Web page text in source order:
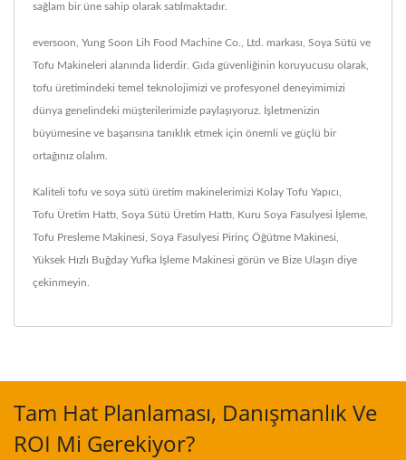
sağlam bir üne sahip olarak satılmaktadır.
eversoon, Yung Soon Lih Food Machine Co., Ltd. markası, Soya Sütü ve
Tofu Makineleri alanında liderdir. Gıda güvenliğinin koruyucusu olarak,
tofu üretimindeki temel teknolojimizi ve profesyonel deneyimimizi
dünya genelindeki müşterilerimizle paylaşıyoruz. İşletmenizin
büyümesine ve başarısına tanıklık etmek için önemli ve güçlü bir
ortağınız olalım.
Kaliteli tofu ve soya sütü üretim makinelerimizi Kolay Tofu Yapıcı,
Tofu Üretim Hattı, Soya Sütü Üretim Hattı, Kuru Soya Fasulyesi İşleme,
Tofu Presleme Makinesi, Soya Fasulyesi Pirinç Öğütme Makinesi,
Yüksek Hızlı Buğday Yufka İşleme Makinesi görün ve Bize Ulaşın diye
çekinmeyin.
Tam Hat Planlaması, Danışmanlık Ve
ROI Mi Gerekiyor?